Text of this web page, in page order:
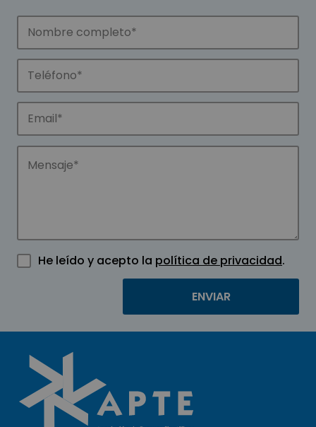
He leído y acepto la política de privacidad.